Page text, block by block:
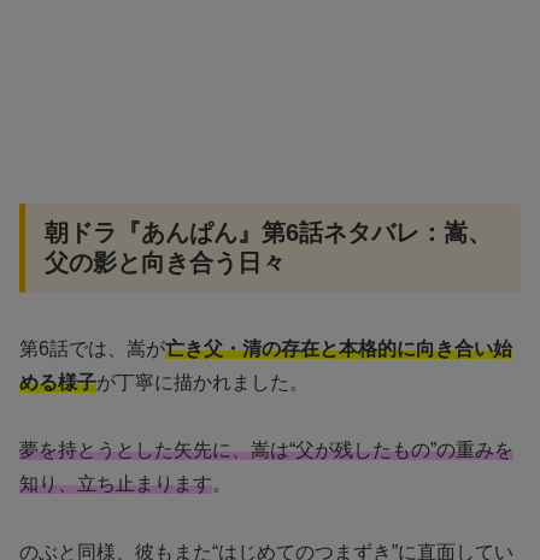
朝ドラ『あんぱん』第6話ネタバレ：嵩、
父の影と向き合う日々
第6話では、嵩が亡き父・清の存在と本格的に向き合い始
める様子が丁寧に描かれました。
夢を持とうとした矢先に、嵩は“父が残したもの”の重みを
知り、立ち止まります。
のぶと同様、彼もまた“はじめてのつまずき”に直面してい